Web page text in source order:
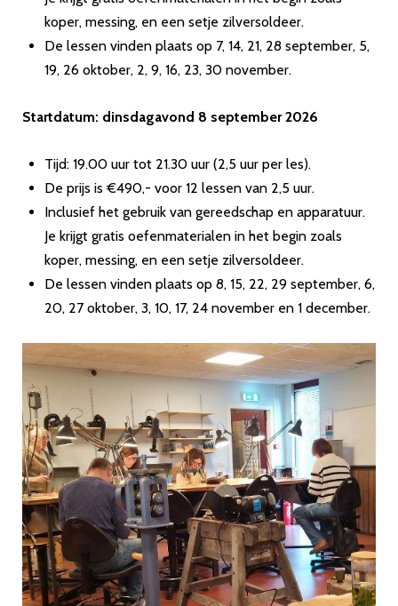
koper, messing, en een setje zilversoldeer.
De lessen vinden plaats op 7, 14, 21, 28 september, 5,
19, 26 oktober, 2, 9, 16, 23, 30 november.
Startdatum: dinsdagavond 8 september 2026
Tijd: 19.00 uur tot 21.30 uur (2,5 uur per les).
De prijs is €490,- voor 12 lessen van 2,5 uur.
Inclusief het gebruik van gereedschap en apparatuur.
Je krijgt gratis oefenmaterialen in het begin zoals
koper, messing, en een setje zilversoldeer.
De lessen vinden plaats op 8, 15, 22, 29 september, 6,
20, 27 oktober, 3, 10, 17, 24 november en 1 december.